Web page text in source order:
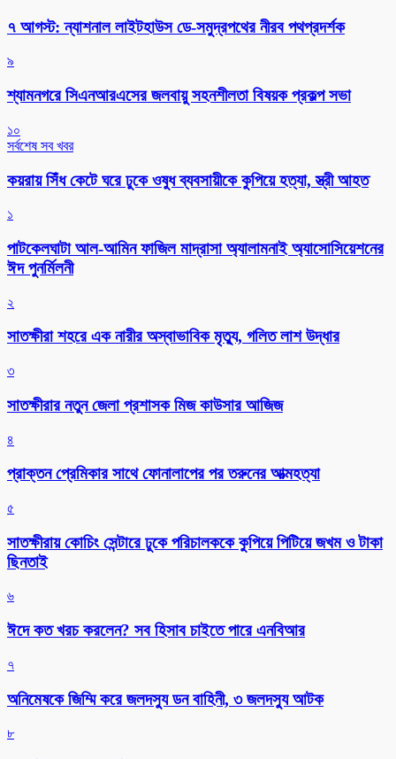
৭ আগস্ট: ন্যাশনাল লাইটহাউস ডে-সমুদ্রপথের নীরব পথপ্রদর্শক
৯
শ্যামনগরে সিএনআরএসের জলবায়ু সহনশীলতা বিষয়ক প্রকল্প সভা
১০
সর্বশেষ সব খবর
কয়রায় সিঁধ কেটে ঘরে ঢুকে ওষুধ ব্যবসায়ীকে কুপিয়ে হত্যা, স্ত্রী আহত
১
পাটকেলঘাটা আল-আমিন ফাজিল মাদ্রাসা অ্যালামনাই অ্যাসোসিয়েশনের
ঈদ পুনর্মিলনী
২
সাতক্ষীরা শহরে এক নারীর অস্বাভাবিক মৃত্যু, গলিত লাশ উদ্ধার
৩
সাতক্ষীরার নতুন জেলা প্রশাসক মিজ কাউসার আজিজ
৪
প্রাক্তন প্রেমিকার সাথে ফোনালাপের পর তরুনের আত্মহত্যা
৫
সাতক্ষীরায় কোচিং সেন্টারে ঢুকে পরিচালককে কুপিয়ে পিটিয়ে জখম ও টাকা
ছিনতাই
৬
ঈদে কত খরচ করলেন? সব হিসাব চাইতে পারে এনবিআর
৭
অনিমেষকে জিম্মি করে জলদস্যু ডন বাহিনী, ৩ জলদস্যু আটক
৮